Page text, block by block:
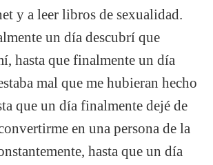
y a leer libros de sexualidad.
un día descubrí que
hasta que finalmente un día
mal que me hubieran hecho
que un día finalmente dejé de
en una persona de la
hasta que un día